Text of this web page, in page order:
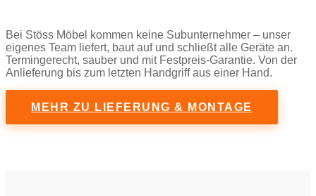
Bei Stöss Möbel kommen keine Subunternehmer – unser
eigenes Team liefert, baut auf und schließt alle Geräte an.
Termingerecht, sauber und mit Festpreis-Garantie. Von der
Anlieferung bis zum letzten Handgriff aus einer Hand.
MEHR ZU LIEFERUNG & MONTAGE